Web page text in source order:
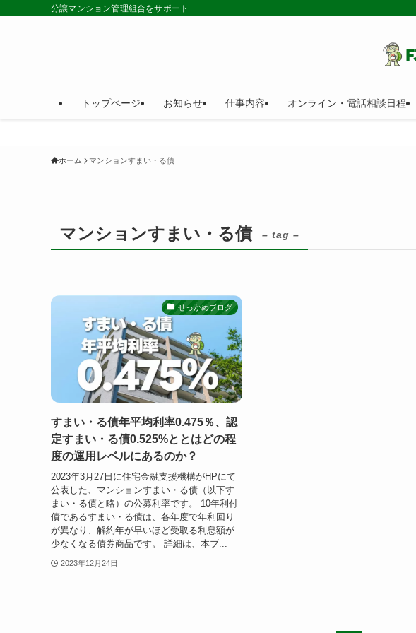
分譲マンション管理組合をサポート
トップページ お知らせ 仕事内容 オンライン・電話相談日程
ホーム マンションすまい・る債
マンションすまい・る債 – tag –
せっかめブログ
すまい・る債年平均利率0.475％、認
定すまい・る債0.525%ととはどの程
度の運用レベルにあるのか？
2023年3月27日に住宅金融支援機構がHPにて
公表した、マンションすまい・る債（以下す
まい・る債と略）の公募利率です。 10年利付
債であるすまい・る債は、各年度で年利回り
が異なり、解約年が早いほど受取る利息額が
少なくなる債券商品です。 詳細は、本ブ...
2023年12月24日